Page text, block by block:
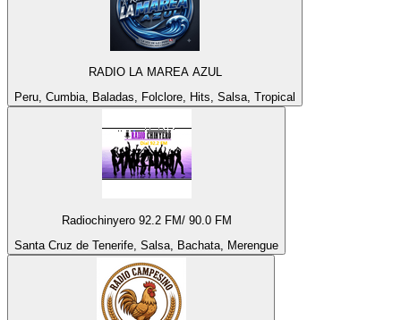
RADIO LA MAREA AZUL
Peru, Cumbia, Baladas, Folclore, Hits, Salsa, Tropical
Radiochinyero 92.2 FM/ 90.0 FM
Santa Cruz de Tenerife, Salsa, Bachata, Merengue